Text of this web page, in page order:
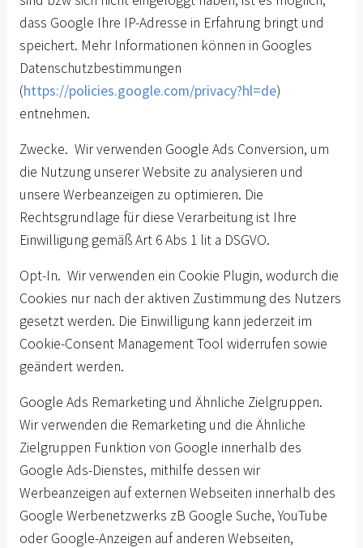
dass Google Ihre IP-Adresse in Erfahrung bringt und
speichert. Mehr Informationen können in Googles
Datenschutzbestimmungen
(https://policies.google.com/privacy?hl=de)
entnehmen.
Zwecke. Wir verwenden Google Ads Conversion, um
die Nutzung unserer Website zu analysieren und
unsere Werbeanzeigen zu optimieren. Die
Rechtsgrundlage für diese Verarbeitung ist Ihre
Einwilligung gemäß Art 6 Abs 1 lit a DSGVO.
Opt-In. Wir verwenden ein Cookie Plugin, wodurch die
Cookies nur nach der aktiven Zustimmung des Nutzers
gesetzt werden. Die Einwilligung kann jederzeit im
Cookie-Consent Management Tool widerrufen sowie
geändert werden.
Google Ads Remarketing und Ähnliche Zielgruppen.
Wir verwenden die Remarketing und die Ähnliche
Zielgruppen Funktion von Google innerhalb des
Google Ads-Dienstes, mithilfe dessen wir
Werbeanzeigen auf externen Webseiten innerhalb des
Google Werbenetzwerks zB Google Suche, YouTube
oder Google-Anzeigen auf anderen Webseiten,